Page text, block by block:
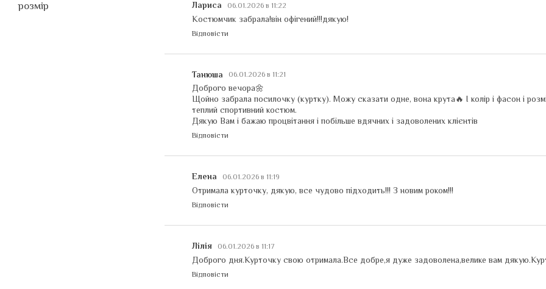
Лариса 06.01.2026 в 11:22
Костюмчик забрала!він офігений!!!дякую!
Відповісти
Танюша 06.01.2026 в 11:21
Доброго вечора🌼
Щойно забрала посилочку (куртку). Можу сказати одне, вона крута🔥 І колір і фасон і
теплий спортивний костюм.
Дякую Вам і бажаю процвітання і побільше вдячних і задоволених клієнтів
Відповісти
Елена 06.01.2026 в 11:19
Отримала курточку, дякую, все чудово підходить!!! З новим роком!!!
Відповісти
Лілія 06.01.2026 в 11:17
Доброго дня.Курточку свою отримала.Все добре,я дуже задоволена,велике вам
Відповісти
розмір